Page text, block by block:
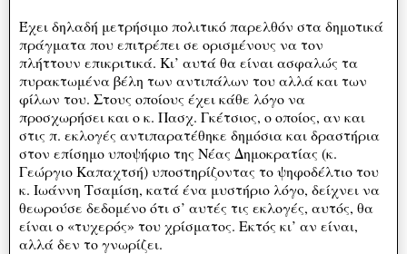
Έχει δηλαδή μετρήσιμο πολιτικό παρελθόν στα δημοτικά
πράγματα που επιτρέπει σε ορισμένους να τον
πλήττουν επικριτικά. Κι’ αυτά θα είναι ασφαλώς τα
πυρακτωμένα βέλη των αντιπάλων του αλλά και των
φίλων του. Στους οποίους έχει κάθε λόγο να
προσχωρήσει και ο κ. Πασχ. Γκέτσιος, ο οποίος, αν και
στις π. εκλογές αντιπαρατέθηκε δημόσια και δραστήρια
στον επίσημο υποψήφιο της Νέας Δημοκρατίας (κ.
Γεώργιο Καπαχτσή) υποστηρίζοντας το ψηφοδέλτιο του
κ. Ιωάννη Τσαμίση, κατά ένα μυστήριο λόγο, δείχνει να
θεωρούσε δεδομένο ότι σ’ αυτές τις εκλογές, αυτός, θα
είναι ο «τυχερός» του χρίσματος. Εκτός κι’ αν είναι,
αλλά δεν το γνωρίζει.